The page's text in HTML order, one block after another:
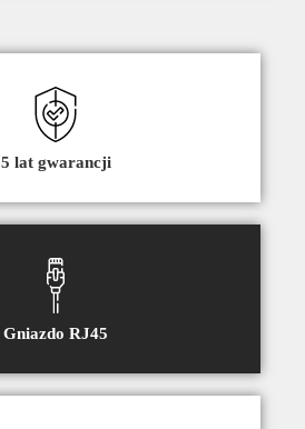
5 lat gwarancji
Gniazdo RJ45